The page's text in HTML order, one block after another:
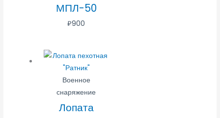
МПЛ-50
₽900
Военное
снаряжение
Лопата